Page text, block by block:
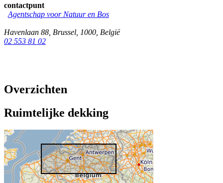
contactpunt
Agentschap voor Natuur en Bos
Havenlaan 88 Brussel 1000 België
02 553 81 02
Overzichten
Ruimtelijke dekking